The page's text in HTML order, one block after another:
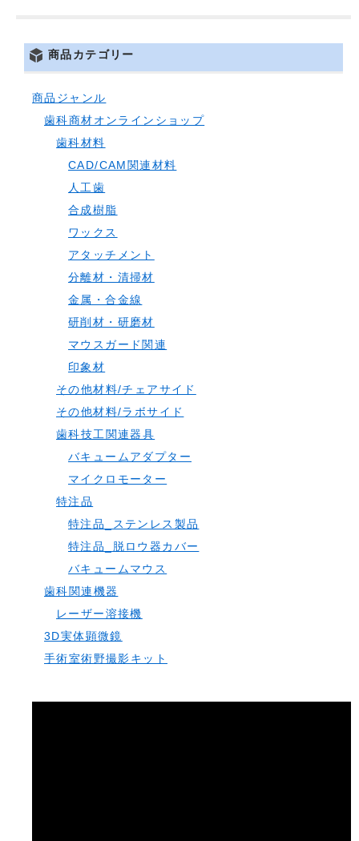
商品カテゴリー
商品ジャンル
歯科商材オンラインショップ
歯科材料
CAD/CAM関連材料
人工歯
合成樹脂
ワックス
アタッチメント
分離材・清掃材
金属・合金線
研削材・研磨材
マウスガード関連
印象材
その他材料/チェアサイド
その他材料/ラボサイド
歯科技工関連器具
バキュームアダプター
マイクロモーター
特注品
特注品_ステンレス製品
特注品_脱ロウ器カバー
バキュームマウス
歯科関連機器
レーザー溶接機
3D実体顕微鏡
手術室術野撮影キット